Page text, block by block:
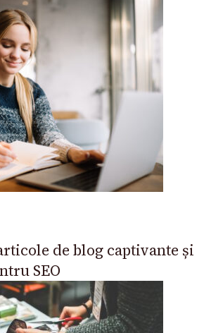
de blog captivante și
SEO